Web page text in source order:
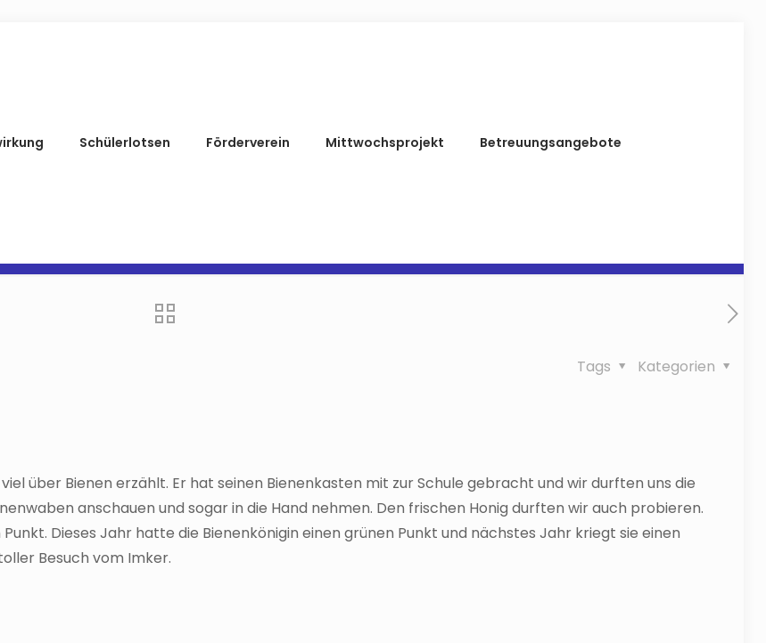
Schülerlotsen Förderverein Mittwochsprojekt Betreuungsangebote
Kategorien
Tags
über Bienen erzählt. Er hat seinen Bienenkasten mit zur Schule gebracht und wir durften uns die
anschauen und sogar in die Hand nehmen. Den frischen Honig durften wir auch probieren.
Dieses Jahr hatte die Bienenkönigin einen grünen Punkt und nächstes Jahr kriegt sie einen
Besuch vom Imker.